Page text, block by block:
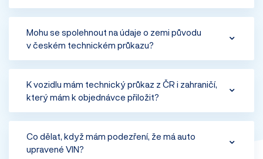
technických údajů vozidla. Máte-li jakýkoliv doklad
k vozidlu, vždy jej k objednávce přiložte.
Ano. Dle platných zákonů ČR je naší povinností ohlásit
Policii ČR každé podezření ze spáchání trestného činu.
Mohu se spolehnout na údaje o zemi původu
v českém technickém průkazu?
Údaje bývají většinou správné, ale informují pouze
o zemi, ze které bylo vozidlo dovezeno do ČR.
Nedozvíte se z nich, zda v dané zemi nebyl vůz jen pár
dní před dovozem a před tím nejezdil roky v zemi jiné.
V duplikátech velkého technické průkazu navíc ve
K vozidlu mám technický průkaz z ČR i zahraničí,
který mám k objednávce přiložit?
Přiložte oba dva. Více dokladů nám pomůže vyřídit
prověření rychleji.
Co dělat, když mám podezření, že má auto
upravené VIN?